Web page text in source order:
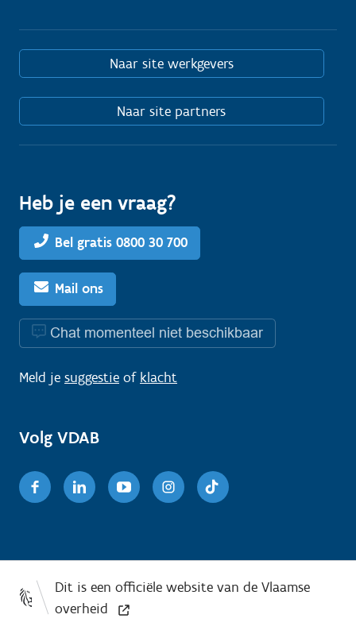
Naar site werkgevers
Naar site partners
Heb je een vraag?
Bel gratis 0800 30 700
Mail ons
Chat momenteel niet beschikbaar
Meld je suggestie of klacht
Volg VDAB
FacebookLinkedinYoutubeInstagram